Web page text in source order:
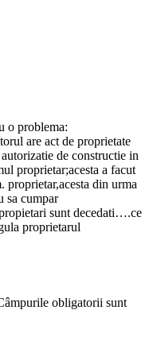
o problema:
are act de proprietate
de constructie in
proprietar;acesta a facut
proprietar,acesta din urma
sa cumpar
sunt decedati….ce
proprietarul
obligatorii sunt